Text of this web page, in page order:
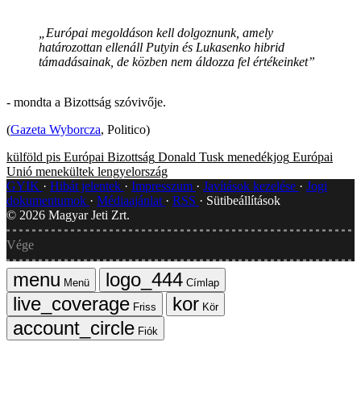
„Európai megoldáson kell dolgoznunk, amely
határozottan ellenáll Putyin és Lukasenko hibrid
támadásainak, de közben nem áldozza fel értékeinket”
- mondta a Bizottság szóvivője.
(Gazeta Wyborcza, Politico)
külföld pis Európai Bizottság Donald Tusk menedékjog Európai
Unió menekültek lengyelország
GYIK
Hibát jelentek Impresszum Javítások kezelése
Jogi
dokumentumok
Médiaajánlat RSS
Sütibeállítások
© 2026 Magyar Jeti Zrt.
Vége
Menü
Címlap
Friss
Kör
Fiók